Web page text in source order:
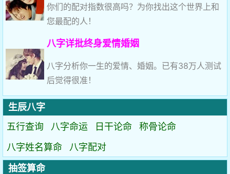
你们的配对指数很高吗？为你找出这个世界上和
您最配的人！
八字详批终身爱情婚姻
八字分析你一生的爱情、婚姻。已有38万人测试
后觉得很准！
生辰八字
五行查询
八字命运 日干论命
称骨论命
八字姓名算命
八字配对
抽签算命